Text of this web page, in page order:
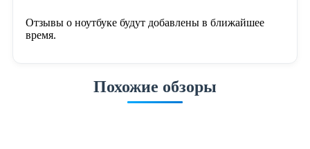
Отзывы о ноутбуке будут добавлены в ближайшее
время.
Похожие обзоры